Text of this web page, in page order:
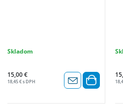
Skladom
15,00 €
18,45 € s DPH